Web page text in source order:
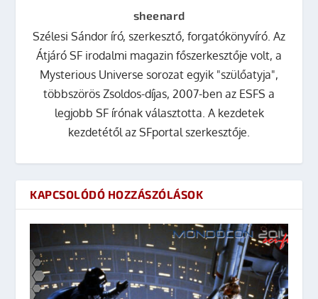
sheenard
Szélesi Sándor író, szerkesztő, forgatókönyvíró. Az
Átjáró SF irodalmi magazin főszerkesztője volt, a
Mysterious Universe sorozat egyik "szülőatyja",
többszörös Zsoldos-díjas, 2007-ben az ESFS a
legjobb SF írónak választotta. A kezdetek
kezdetétől az SFportal szerkesztője.
KAPCSOLÓDÓ HOZZÁSZÓLÁSOK